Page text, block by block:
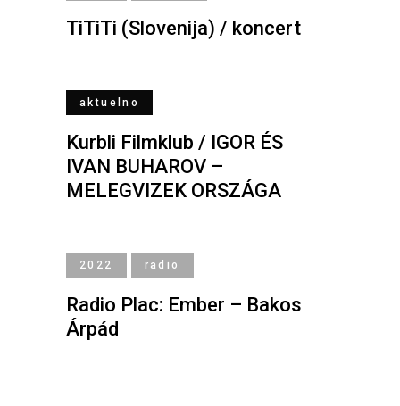
TiTiTi (Slovenija) / koncert
aktuelno
Kurbli Filmklub / IGOR ÉS
IVAN BUHAROV –
MELEGVIZEK ORSZÁGA
2022 radio
Radio Plac: Ember – Bakos
Árpád